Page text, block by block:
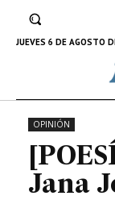
JUEVES 6 DE AGOSTO
OPINIÓN
Jana